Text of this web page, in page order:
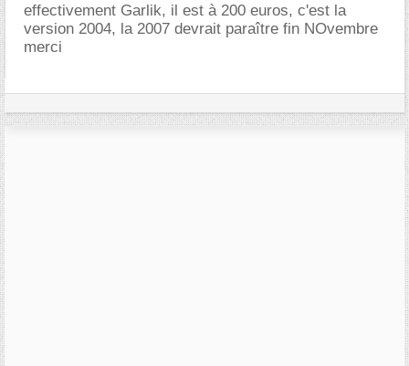
effectivement Garlik, il est à 200 euros, c'est la
version 2004, la 2007 devrait paraître fin NOvembre
merci